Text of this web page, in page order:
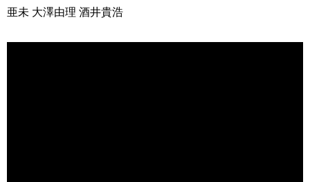
亜未 大澤由理 酒井貴浩